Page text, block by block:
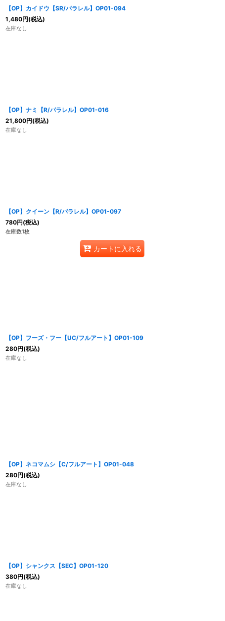
【OP】カイドウ【SR/パラレル】OP01-094
1,480円(税込)
在庫なし
【OP】ナミ【R/パラレル】OP01-016
21,800円(税込)
在庫なし
【OP】クイーン【R/パラレル】OP01-097
780円(税込)
在庫数1枚
カートに入れる
【OP】フーズ・フー【UC/フルアート】OP01-109
280円(税込)
在庫なし
【OP】ネコマムシ【C/フルアート】OP01-048
280円(税込)
在庫なし
【OP】シャンクス【SEC】OP01-120
380円(税込)
在庫なし